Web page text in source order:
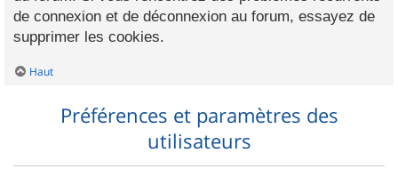
de connexion et de déconnexion au forum, essayez de
supprimer les cookies.
Haut
Préférences et paramètres des
utilisateurs